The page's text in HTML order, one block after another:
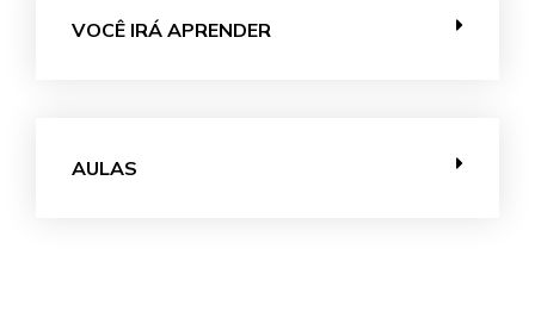
VOCÊ IRÁ APRENDER
AULAS